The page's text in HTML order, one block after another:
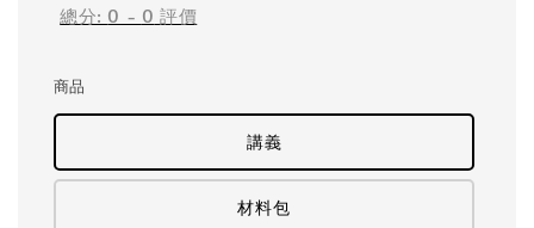
總分: 0 - 0 評價
商品
講義
材料包